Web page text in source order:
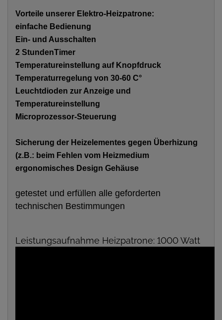
Vorteile unserer Elektro-Heizpatrone:
einfache Bedienung
Ein- und Ausschalten
2 StundenTimer
Temperatureinstellung auf Knopfdruck
Temperaturregelung von 30-60 C°
Leuchtdioden zur Anzeige und
Temperatureinstellung
Microprozessor-Steuerung
Sicherung der Heizelementes gegen Überhizung
(z.B.: beim Fehlen vom Heizmedium
ergonomisches Design Gehäuse
getestet und erfüllen alle geforderten
technischen Bestimmungen
Leistungsaufnahme Heizpatrone: 1000 Watt